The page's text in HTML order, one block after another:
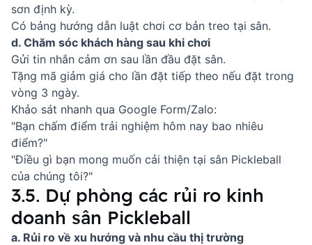
sơn định kỳ.
Có bảng hướng dẫn luật chơi cơ bản treo tại sân.
d. Chăm sóc khách hàng sau khi chơi
Gửi tin nhắn cảm ơn sau lần đầu đặt sân.
Tặng mã giảm giá cho lần đặt tiếp theo nếu đặt trong
vòng 3 ngày.
Khảo sát nhanh qua Google Form/Zalo:
"Bạn chấm điểm trải nghiệm hôm nay bao nhiêu
điểm?"
"Điều gì bạn mong muốn cải thiện tại sân Pickleball
của chúng tôi?"
3.5. Dự phòng các rủi ro kinh
doanh sân Pickleball
a. Rủi ro về xu hướng và nhu cầu thị trường